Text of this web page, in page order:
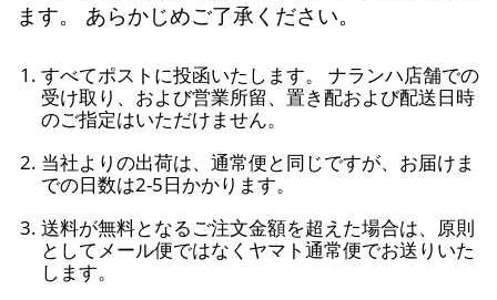
ます。 あらかじめご了承ください。
すべてポストに投函いたします。 ナランハ店舗での
受け取り、および営業所留、置き配および配送日時
のご指定はいただけません。
当社よりの出荷は、通常便と同じですが、お届けま
での日数は2-5日かかります。
送料が無料となるご注文金額を超えた場合は、原則
としてメール便ではなくヤマト通常便でお送りいた
します。